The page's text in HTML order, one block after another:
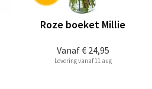
Vanaf€ 24,95
Roze boeket Millie
Levering vanaf 11 aug